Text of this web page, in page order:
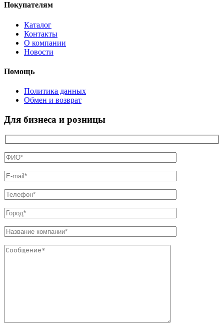
Покупателям
Каталог
Контакты
О компании
Новости
Помощь
Политика данных
Обмен и возврат
Для бизнеса и розницы